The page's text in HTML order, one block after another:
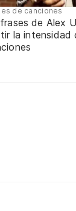
de canciones
de Alex
la intensidad